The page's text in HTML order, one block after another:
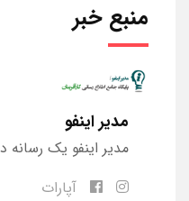
منبع خبر
مدیر اینفو
مدیر اینفو یک رسانه
آپارات